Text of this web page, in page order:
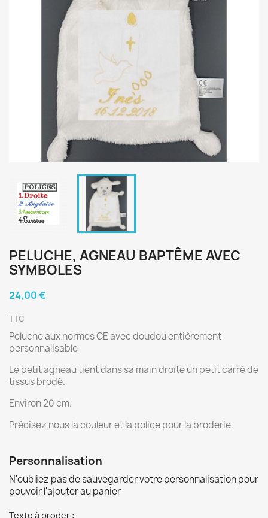
PELUCHE, AGNEAU BAPTÊME AVEC
SYMBOLES
24,00 €
TTC
Peluche aux normes CE avec doudou entièrement
personnalisable
Le petit agneau tient dans sa main droite un petit carré de
tissus brodé.
Environ 20 cm.
Précisez nous la couleur et la police pour la broderie.
Personnalisation
N'oubliez pas de sauvegarder votre personnalisation pour
pouvoir l'ajouter au panier
Texte à broder :